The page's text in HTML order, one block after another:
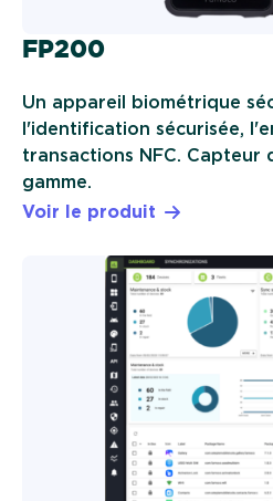
FP200
Un appareil biométrique
l'identification sécurisée,
transactions NFC. Capteur
gamme.
Voir le produit